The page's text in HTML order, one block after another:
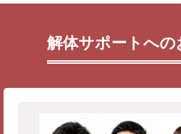
解体サポートへの